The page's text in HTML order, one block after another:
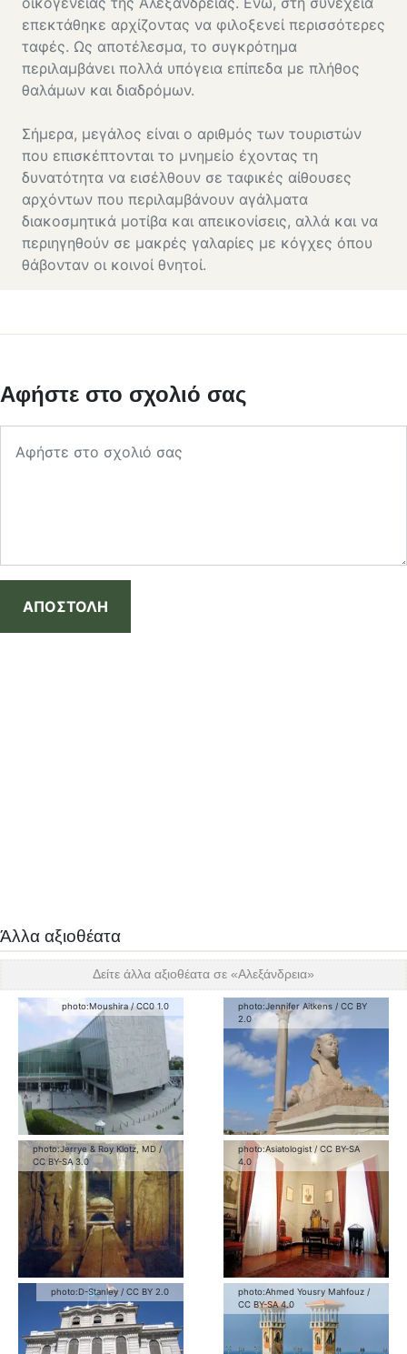
επεκτάθηκε αρχίζοντας να φιλοξενεί περισσότερες
ταφές. Ως αποτέλεσμα, το συγκρότημα
περιλαμβάνει πολλά υπόγεια επίπεδα με πλήθος
θαλάμων και διαδρόμων.
Σήμερα, μεγάλος είναι ο αριθμός των τουριστών
που επισκέπτονται το μνημείο έχοντας τη
δυνατότητα να εισέλθουν σε ταφικές αίθουσες
αρχόντων που περιλαμβάνουν αγάλματα
διακοσμητικά μοτίβα και απεικονίσεις, αλλά και να
περιηγηθούν σε μακρές γαλαρίες με κόγχες όπου
θάβονταν οι κοινοί θνητοί.
Αφήστε στο σχολιό σας
ΑΠΟΣΤΟΛΗ
Άλλα αξιοθέατα
Δείτε άλλα αξιοθέατα σε «Αλεξάνδρεια»
photo:Moushira /CC0 1.0 photo:Jennifer Aitkens / CC BY
2.0
photo:Jerrye & Roy Klotz, MD /
CC BY-SA 3.0
photo:Asiatologist / CC BY-SA
4.0
photo:D-Stanley / CC BY 2.0 photo:Ahmed Yousry Mahfouz /
CC BY-SA 4.0